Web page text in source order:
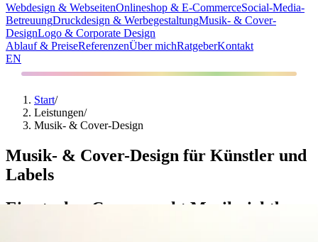
Webdesign & WebseitenOnlineshop & E-CommerceSocial-Media-
BetreuungDruckdesign & WerbegestaltungMusik- & Cover-
DesignLogo & Corporate Design
Ablauf & PreiseReferenzenÜber michRatgeberKontakt
EN
Start/
Leistungen/
Musik- & Cover-Design
Musik- & Cover-Design für Künstler und
Labels
Ein starkes Cover macht Musik sichtbar.